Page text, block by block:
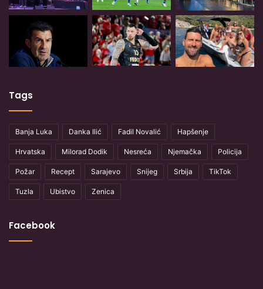
Tags
Banja Luka Danka Ilić Fadil Novalić Hapšenje
Hrvatska Milorad Dodik Nesreća Njemačka Policija
Požar Recept Sarajevo Snijeg Srbija TikTok
Tuzla Ubistvo Zenica
Facebook